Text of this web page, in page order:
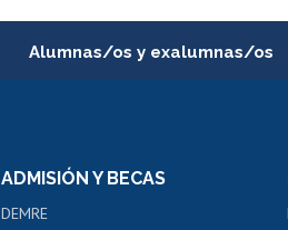
Alumnas/os y exalumnas/os
Consulta y certificado de notas
Servicio médico y dental
ADMISIÓN Y BECAS
DEMRE